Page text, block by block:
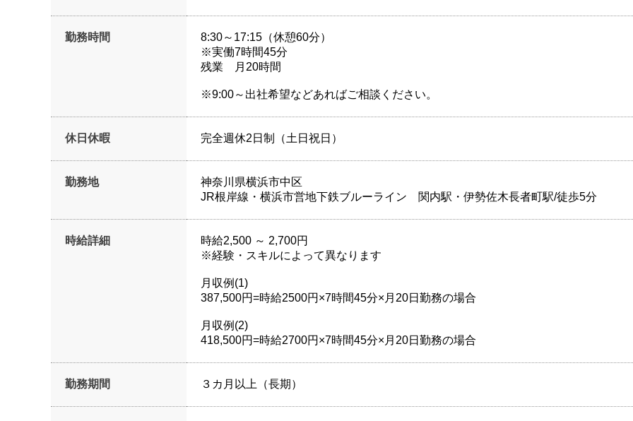
勤務時間
8:30～17:15（休憩60分）
※実働7時間45分
残業 月20時間
※9:00～出社希望などあればご相談ください。
休日休暇 完全週休2日制（土日祝日）
勤務地
神奈川県横浜市中区
JR根岸線・横浜市営地下鉄ブルーライン 関内駅・伊勢佐木長者町駅/徒歩5分
時給詳細
時給2,500 ～ 2,700円
※経験・スキルによって異なります
月収例(1)
387,500円=時給2500円×7時間45分×月20日勤務の場合
月収例(2)
418,500円=時給2700円×7時間45分×月20日勤務の場合
勤務期間 ３カ月以上（長期）